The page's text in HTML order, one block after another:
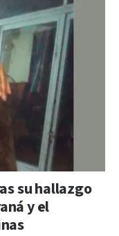
su hallazgo
y el